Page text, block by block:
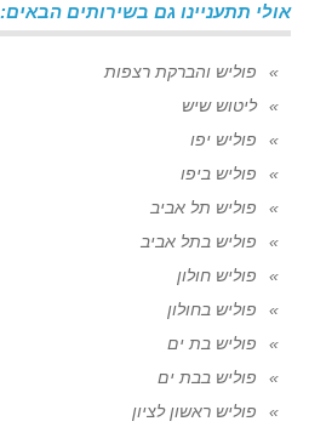
אולי תתעניינו גם בשירותים הבאים:
פוליש והברקת רצפות
ליטוש שיש
פוליש יפו
פוליש ביפו
פוליש תל אביב
פוליש בתל אביב
פוליש חולון
פוליש בחולון
פוליש בת ים
פוליש בבת ים
פוליש ראשון לציון